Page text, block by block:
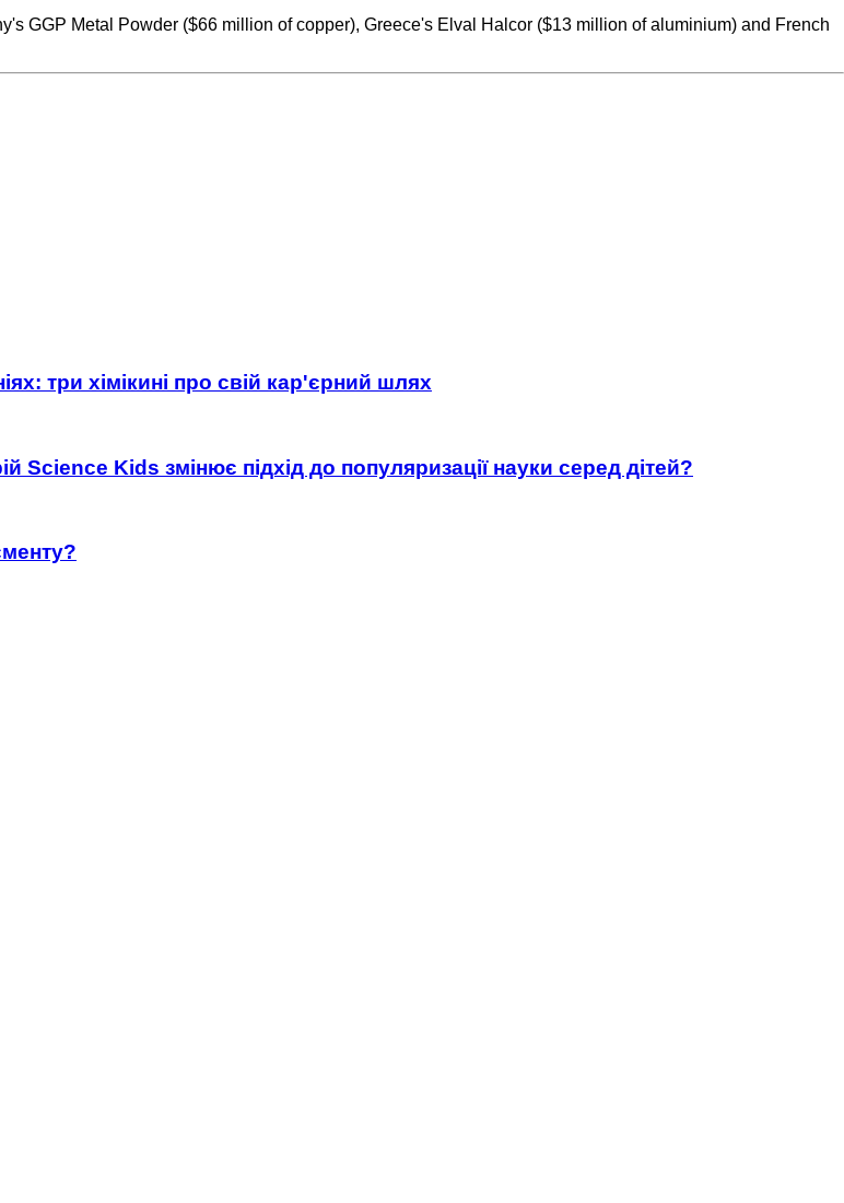
GGP Metal Powder ($66 million of copper), Greece's Elval Halcor ($13 million of aluminium) and French
три хімікині про свій кар'єрний шлях
Kids змінює підхід до популяризації науки серед дітей?